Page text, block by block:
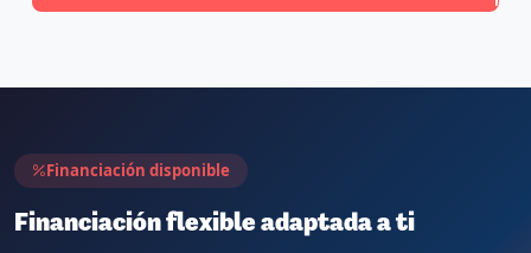
Financiación disponible
Financiación flexible adaptada a ti